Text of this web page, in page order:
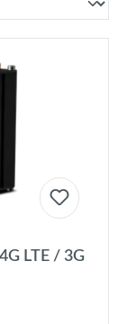
LTE / 3G